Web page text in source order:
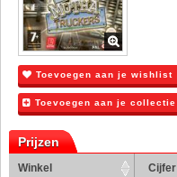
Toevoegen aan je wishlist
Toevoegen aan je collectie
Prijzen
Winkel Cijfer